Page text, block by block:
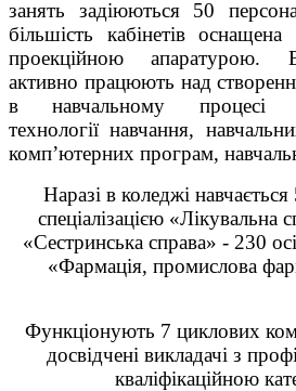
занять задіюються 50
більшість кабінетів
проекційною апаратурою.
активно працюють над
в навчальному процесі
технології навчання,
комп’ютерних програм,
Наразі в коледжі
спеціалізацією «Лікувальна
«Сестринська справа» - 230
«Фармація, промислова
Функціонують 7 циклових
досвідчені викладачі з
кваліфікаційною